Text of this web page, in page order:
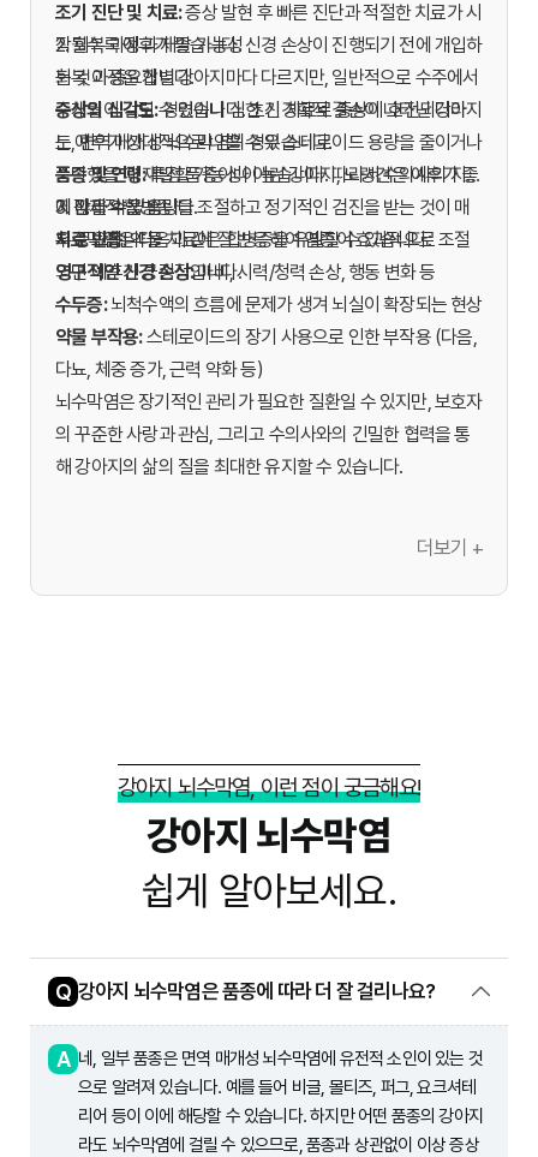
조기 진단 및 치료:증상 발현 후 빠른 진단과 적절한 치료가 시
작될수록 예후가 좋습니다. 신경 손상이 진행되기 전에 개입하
는 것이 중요합니다.
증상의 심각도:경련이나 심한 신경학적 결손이 나타난 강아지
는 예후가 상대적으로 나쁠 수 있습니다.
품종 및 연령:특정 품종이나 어린 강아지, 노령견은 예후가 좋
지 않을 수 있습니다.
치료 반응:약물 치료에 잘 반응하여 염증이 효과적으로 조절
되면 예후가 긍정적입니다.
2. 회복 과정과 재발 가능성
회복 과정은 개별 강아지마다 다르지만, 일반적으로 수주에서
수개월이 걸릴 수 있습니다. 초기 치료로 증상이 호전되더라
도, 면역 매개성 뇌수막염의 경우 스테로이드 용량을 줄이거나
중단했을 때 재발할 가능성이 높습니다. 따라서 수의사의 지시
에 따라 약물 용량을 조절하고 정기적인 검진을 받는 것이 매
우 중요합니다.
3. 잠재적 합병증
뇌수막염은 다음과 같은 합병증을 유발할 수 있습니다:
영구적인 신경 손상:마비, 시력/청력 손상, 행동 변화 등
수두증:뇌척수액의 흐름에 문제가 생겨 뇌실이 확장되는 현상
약물 부작용:스테로이드의 장기 사용으로 인한 부작용 (다음,
다뇨, 체중 증가, 근력 약화 등)
뇌수막염은 장기적인 관리가 필요한 질환일 수 있지만, 보호자
의 꾸준한 사랑과 관심, 그리고 수의사와의 긴밀한 협력을 통
해 강아지의 삶의 질을 최대한 유지할 수 있습니다.
더보기 +
강아지 뇌수막염, 이런 점이 궁금해요!
강아지 뇌수막염
쉽게 알아보세요.
Q 강아지 뇌수막염은 품종에 따라 더 잘 걸리나요?
A 네, 일부 품종은 면역 매개성 뇌수막염에 유전적 소인이 있는 것
으로 알려져 있습니다. 예를 들어 비글, 몰티즈, 퍼그, 요크셔테
리어 등이 이에 해당할 수 있습니다. 하지만 어떤 품종의 강아지
라도 뇌수막염에 걸릴 수 있으므로, 품종과 상관없이 이상 증상